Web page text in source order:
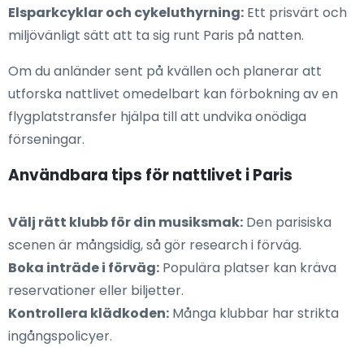
Elsparkcyklar och cykeluthyrning: Ett prisvärt och
miljövänligt sätt att ta sig runt Paris på natten.
Om du anländer sent på kvällen och planerar att
utforska nattlivet omedelbart kan förbokning av en
flygplatstransfer hjälpa till att undvika onödiga
förseningar.
Användbara tips för nattlivet i Paris
Välj rätt klubb för din musiksmak: Den parisiska
scenen är mångsidig, så gör research i förväg.
Boka inträde i förväg: Populära platser kan kräva
reservationer eller biljetter.
Kontrollera klädkoden: Många klubbar har strikta
ingångspolicyer.